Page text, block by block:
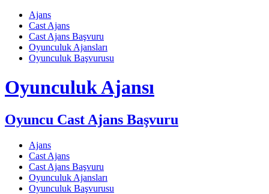
Skip
content
Ajans
Cast Ajans
Cast Ajans Başvuru
Oyunculuk Ajansları
Oyunculuk Başvurusu
Oyunculuk Ajansı
Oyuncu Cast Ajans Başvuru
Ajans
Cast Ajans
Cast Ajans Başvuru
Oyunculuk Ajansları
Oyunculuk Başvurusu